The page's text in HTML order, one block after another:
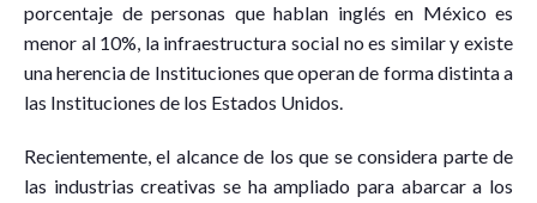
porcentaje de personas que hablan inglés en México es
menor al 10%, la infraestructura social no es similar y existe
una herencia de Instituciones que operan de forma distinta a
las Instituciones de los Estados Unidos.
Recientemente, el alcance de los que se considera parte de
las industrias creativas se ha ampliado para abarcar a los